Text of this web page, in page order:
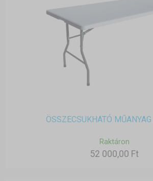
ÖSSZECSUKHATÓ
Raktáron
52 000,00 Ft